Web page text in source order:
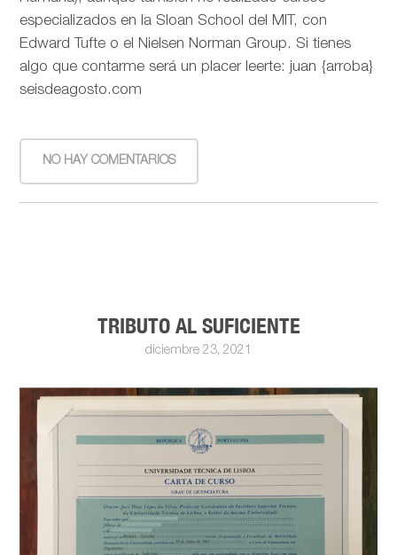
especializados en la Sloan School del MIT, con
Edward Tufte o el Nielsen Norman Group. Si tienes
algo que contarme será un placer leerte: juan {arroba}
seisdeagosto.com
NO HAY COMENTARIOS
TRIBUTO AL SUFICIENTE
diciembre 23, 2021